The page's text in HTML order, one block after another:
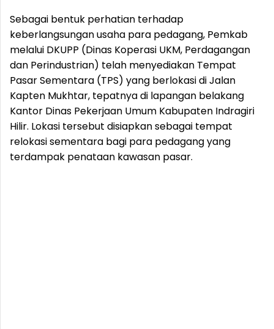
Sebagai bentuk perhatian terhadap
keberlangsungan usaha para pedagang, Pemkab
melalui DKUPP (Dinas Koperasi UKM, Perdagangan
dan Perindustrian) telah menyediakan Tempat
Pasar Sementara (TPS) yang berlokasi di Jalan
Kapten Mukhtar, tepatnya di lapangan belakang
Kantor Dinas Pekerjaan Umum Kabupaten Indragiri
Hilir. Lokasi tersebut disiapkan sebagai tempat
relokasi sementara bagi para pedagang yang
terdampak penataan kawasan pasar.